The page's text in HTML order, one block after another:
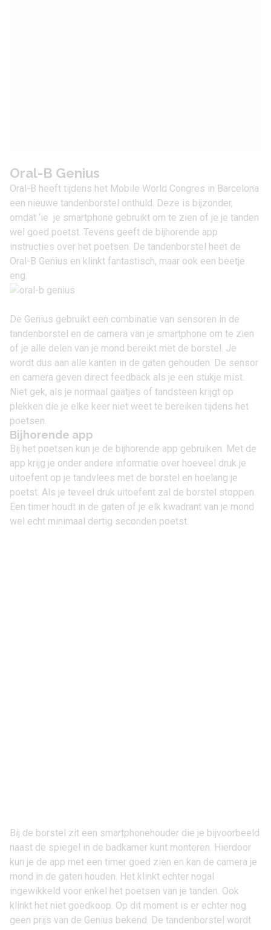
Oral-B Genius
Oral-B heeft tijdens het Mobile World Congres in Barcelona
een nieuwe tandenborstel onthuld. Deze is bijzonder,
omdat ‘ie je smartphone gebruikt om te zien of je je tanden
wel goed poetst. Tevens geeft de bijhorende app
instructies over het poetsen. De tandenborstel heet de
Oral-B Genius en klinkt fantastisch, maar ook een beetje
eng.
De Genius gebruikt een combinatie van sensoren in de
tandenborstel en de camera van je smartphone om te zien
of je alle delen van je mond bereikt met de borstel. Je
wordt dus aan alle kanten in de gaten gehouden. De sensor
en camera geven direct feedback als je een stukje mist.
Niet gek, als je normaal gaatjes of tandsteen krijgt op
plekken die je elke keer niet weet te bereiken tijdens het
poetsen.
Bijhorende app
Bij het poetsen kun je de bijhorende app gebruiken. Met de
app krijg je onder andere informatie over hoeveel druk je
uitoefent op je tandvlees met de borstel en hoelang je
poetst. Als je teveel druk uitoefent zal de borstel stoppen.
Een timer houdt in de gaten of je elk kwadrant van je mond
wel echt minimaal dertig seconden poetst.
Bij de borstel zit een smartphonehouder die je bijvoorbeeld
naast de spiegel in de badkamer kunt monteren. Hierdoor
kun je de app met een timer goed zien en kan de camera je
mond in de gaten houden. Het klinkt echter nogal
ingewikkeld voor enkel het poetsen van je tanden. Ook
klinkt het niet goedkoop. Op dit moment is er echter nog
geen prijs van de Genius bekend. De tandenborstel wordt